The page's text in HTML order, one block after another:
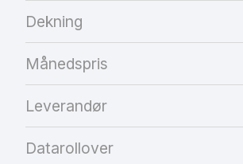
Dekning
Månedspris
Leverandør
Datarollover